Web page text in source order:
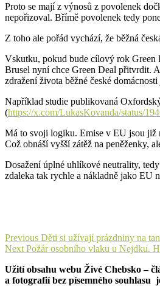
Proto se mají z výnosů z povolenek
nepořizoval. Břímě povolenek tedy
Z toho ale pořád vychází, že běžná
Vskutku, pokud bude cílový rok Green
Brusel nyní chce Green Deal přitvrdit.
zdražení života běžné české
Například studie publikovaná
(https://x.com/LukasKovanda/status/
Má to svoji logiku. Emise v EU jsou již
Což obnáší vyšší zátěž na peněženky,
Dosažení úplné uhlíkové neutrality,
zdaleka tak rychle a nákladně jako EU
Navigace
pro
příspěvek
Previous Previous
post:
Děti si užívají prázdniny na
Next Next
Požár osobního vlaku u Nejdku.
Užití obsahu webu Živé Chebsko –
a fotografií bez písemného souhlasu